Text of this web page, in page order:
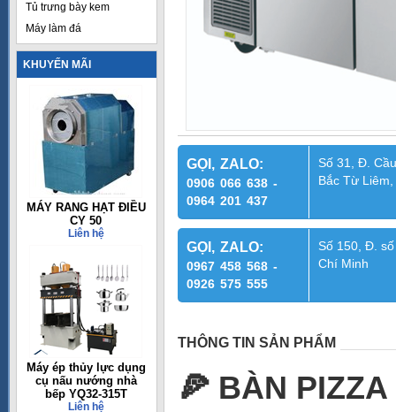
Tủ trưng bày kem
Máy làm đá
KHUYẾN MÃI
MÁY RANG HẠT ĐIỀU
CY 50
Liên hệ
Máy ép thủy lực dụng
cụ nấu nướng nhà
bếp YQ32-315T
Liên hệ
GỌI, ZALO:
0906 066 638 -
0964 201 437
Số 31, Đ.
Bắc Từ
GỌI, ZALO:
0967 458 568 -
0926 575 555
Số 150, Đ.
Chí Minh
THÔNG TIN SẢN PHẨM
🍕 BÀN